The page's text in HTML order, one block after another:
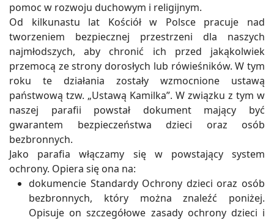
pomoc w rozwoju duchowym i religijnym.
Od kilkunastu lat Kościół w Polsce pracuje nad
tworzeniem bezpiecznej przestrzeni dla naszych
najmłodszych, aby chronić ich przed jakąkolwiek
przemocą ze strony dorosłych lub rówieśników. W tym
roku te działania zostały wzmocnione ustawą
państwową tzw. „Ustawą Kamilka”. W związku z tym w
naszej parafii powstał dokument mający być
gwarantem bezpieczeństwa dzieci oraz osób
bezbronnych.
Jako parafia włączamy się w powstający system
ochrony. Opiera się ona na:
dokumencie Standardy Ochrony dzieci oraz osób
bezbronnych, który można znaleźć poniżej.
Opisuje on szczegółowe zasady ochrony dzieci i